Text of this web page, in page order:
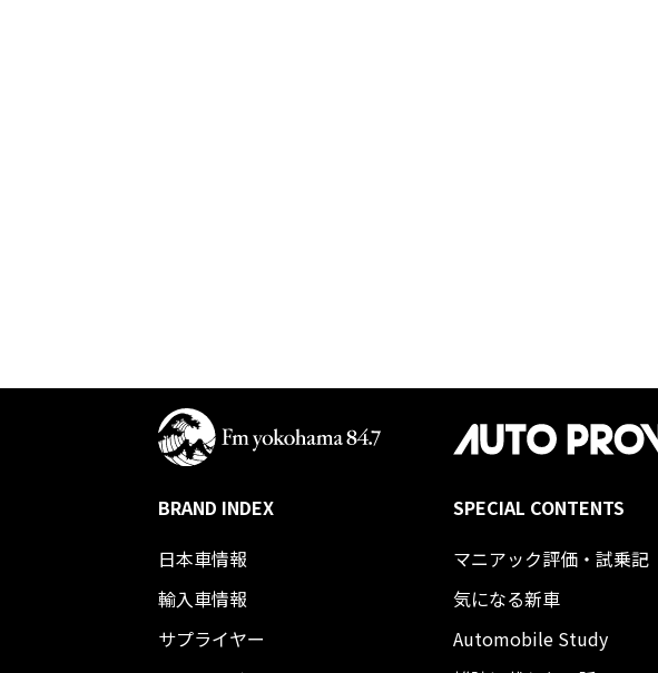
BRAND INDEX
日本車情報​
輸入車情報
サプライヤー
SPECIAL CONTENTS
マニアック評価・試乗記
気になる新車
Automobile Study